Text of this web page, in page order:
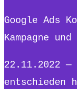
Google Ads
Kampagne
22.11.2022 —
entschieden